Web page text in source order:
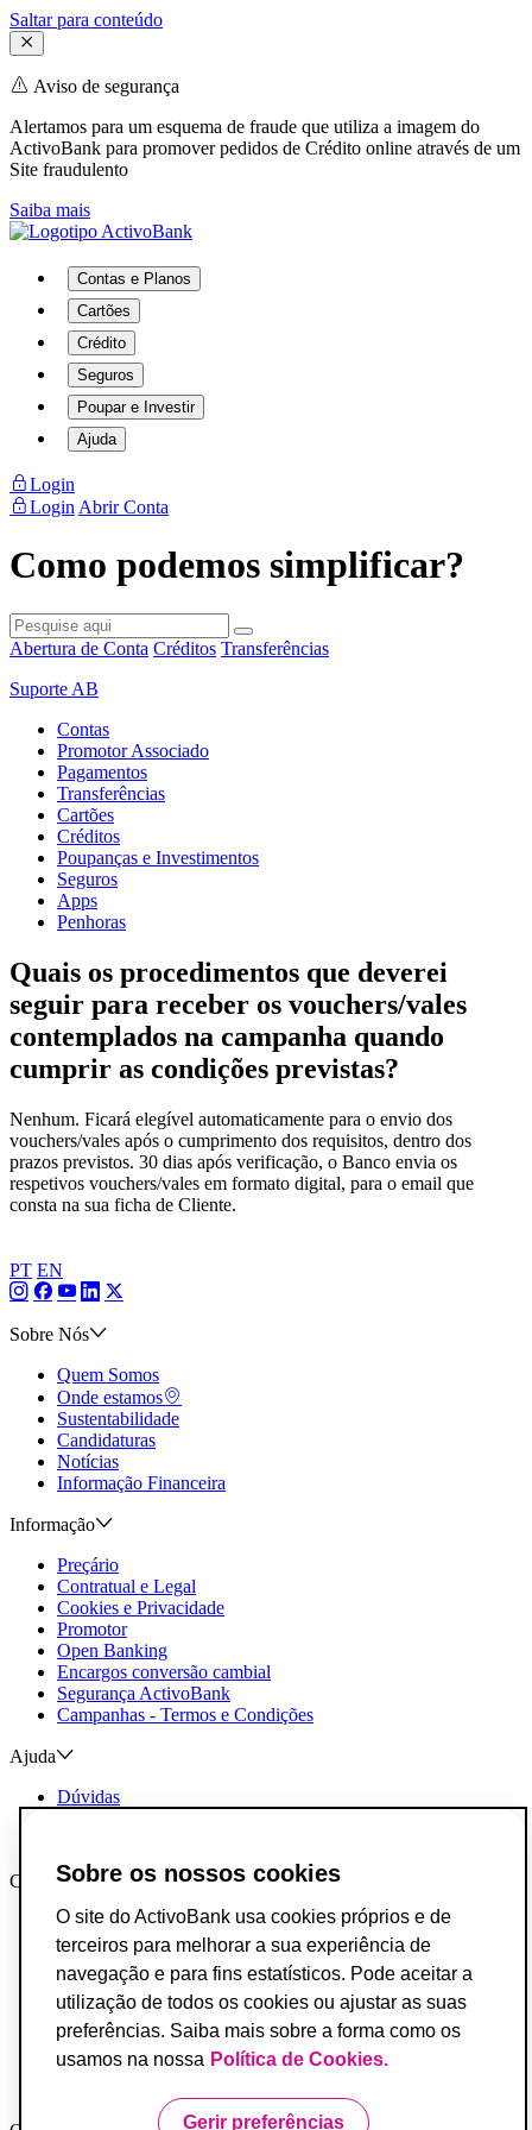
Saltar para conteúdo
Aviso de segurança
Alertamos para um esquema de fraude que utiliza a imagem do
ActivoBank para promover pedidos de Crédito online através de um
Site fraudulento
Saiba mais
Contas e Planos
Cartões
Crédito
Seguros
Poupar e Investir
Ajuda
Login
Login Abrir Conta
Como podemos simplificar?
Abertura de Conta Créditos Transferências
Suporte AB
Contas
Promotor Associado
Pagamentos
Transferências
Cartões
Créditos
Poupanças e Investimentos
Seguros
Apps
Penhoras
Quais os procedimentos que deverei
seguir para receber os vouchers/vales
contemplados na campanha quando
cumprir as condições previstas?
Nenhum. Ficará elegível automaticamente para o envio dos
vouchers/vales após o cumprimento dos requisitos, dentro dos
prazos previstos. 30 dias após verificação, o Banco envia os
respetivos vouchers/vales em formato digital, para o email que
consta na sua ficha de Cliente.​
PT EN
Sobre Nós
Quem Somos
Onde estamos
Sustentabilidade
Candidaturas
Notícias
Informação Financeira
Informação
Preçário
Contratual e Legal
Cookies e Privacidade
Promotor
Open Banking
Encargos conversão cambial
Segurança ActivoBank
Campanhas - Termos e Condições
Ajuda
Dúvidas
Canais AB
App ActivoBank
App ActivoTrader
Metaverso
Incumprimento de Contratos de Crédito
Fundo de Garantia de Depósitos
Resolução Alternativa de Conflitos do Consumo
Livro de Reclamações
Sobre os nossos cookies
O site do ActivoBank usa cookies próprios e de
terceiros para melhorar a sua experiência de
navegação e para fins estatísticos. Pode aceitar a
utilização de todos os cookies ou ajustar as suas
preferências. Saiba mais sobre a forma como os
usamos na nossa Política de Cookies.
Gerir preferências